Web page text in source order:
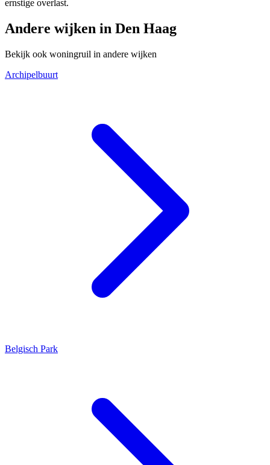
ernstige overlast.
Andere wijken in Den Haag
Bekijk ook woningruil in andere wijken
Archipelbuurt
Belgisch Park